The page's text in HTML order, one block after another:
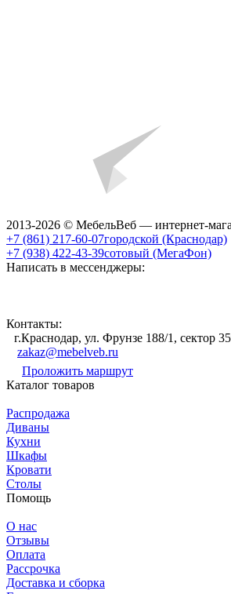
2013-2026 © МебельВеб — интернет-
+7 (861) 217-60-07городской (Краснодар)
+7 (938) 422-43-39сотовый (МегаФон)
Написать в мессенджеры:
Контакты:
г.Краснодар, ул. Фрунзе 188/1, сектор
zakaz@mebelveb.ru
Проложить маршрут
Каталог товаров
Распродажа
Диваны
Кухни
Шкафы
Кровати
Столы
Помощь
О нас
Отзывы
Оплата
Рассрочка
Доставка и сборка